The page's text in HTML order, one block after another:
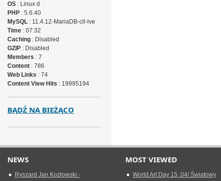
OS: Linux d
PHP: 5.6.40
MySQL: 11.4.12-MariaDB-cll-lve
Time: 07:32
Caching: Disabled
GZIP: Disabled
Members : 7
Content: 786
Web Links : 74
Content View Hits : 19995194
BĄDŹ NA BIEŻĄCO
NEWS
Ryszard Jan Kozłowski -
MOST VIEWED
World Art Day 15 .04/ Światowy